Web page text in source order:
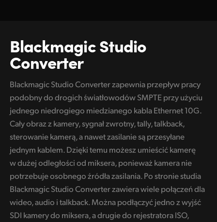
Blackmagic Studio
Converter
Blackmagic Studio Converter zapewnia przepływ pracy
podobny do drogich światłowodów SMPTE przy użyciu
jednego niedrogiego miedzianego kabla Ethernet 10G.
Cały obraz z kamery, sygnał zwrotny, tally, talkback,
sterowanie kamerą, a nawet zasilanie są przesyłane
jednym kablem. Dzięki temu możesz umieścić kamerę
w dużej odległości od miksera, ponieważ kamera nie
potrzebuje osobnego źródła zasilania. Po stronie studia
Blackmagic Studio Converter zawiera wiele połączeń dla
wideo, audio i talkback. Można podłączyć jedno z wyjść
SDI kamery do miksera, a drugie do rejestratora ISO,